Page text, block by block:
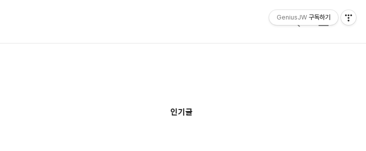
검
메
가
인기글
GeniusJW 구독하기